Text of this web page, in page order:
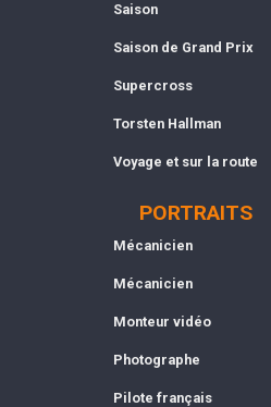
Saison
Saison de Grand Prix
Supercross
Torsten Hallman
Voyage et sur la route
PORTRAITS
Mécanicien
Mécanicien
Monteur vidéo
Photographe
Pilote français